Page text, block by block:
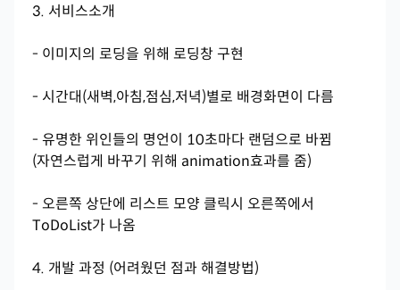
3. 서비스소개
- 이미지의 로딩을 위해 로딩창 구현
- 시간대(새벽,아침,점심,저녁)별로 배경화면이 다름
- 유명한 위인들의 명언이 10초마다 랜덤으로 바뀜
(자연스럽게 바꾸기 위해 animation효과를 줌)
- 오른쪽 상단에 리스트 모양 클릭시 오른쪽에서
ToDoList가 나옴
4. 개발 과정 (어려웠던 점과 해결방법)